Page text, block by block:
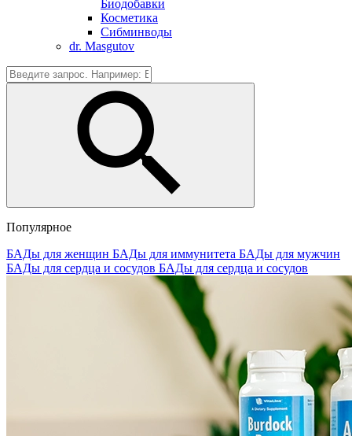
Биодобавки
Косметика
Сибминводы
dr. Masgutov
Популярное
БАДы для женщин БАДы для иммунитета БАДы для мужчин
БАДы для сердца и сосудов БАДы для сердца и сосудов